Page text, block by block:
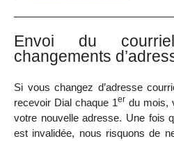
Envoi du
changements
Si vous changez d’adresse
recevoir Dial chaque 1er du mois,
votre nouvelle adresse. Une fois
est invalidée, nous risquons de